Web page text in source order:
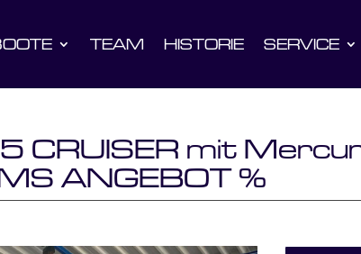
TEAM HISTORIE SERVICE
CRUISER mit
ANGEBOT %